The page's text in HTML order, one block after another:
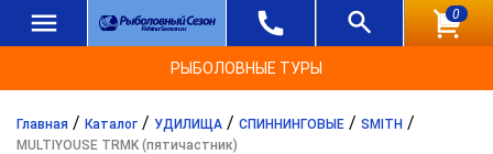
0
РЫБОЛОВНЫЕ ТУРЫ
Главная / Каталог / УДИЛИЩА / СПИННИНГОВЫЕ / SMITH /
MULTIYOUSE TRMK (пятичастник)